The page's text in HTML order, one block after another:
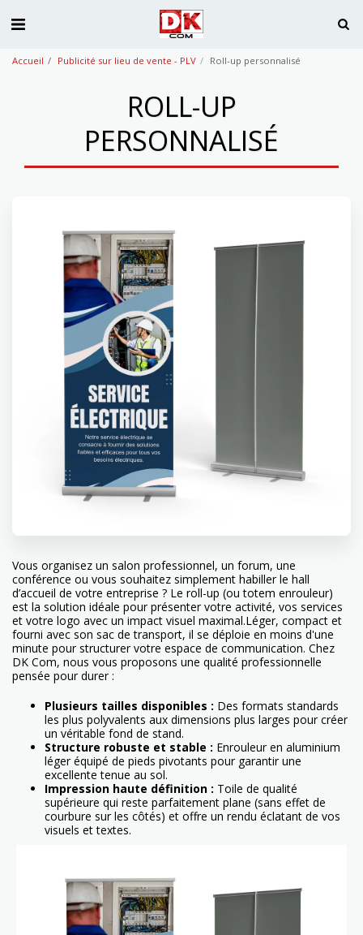
Accueil Publicité sur lieu de vente - PLV Roll-up personnalisé
ROLL-UP
PERSONNALISÉ
Vous organisez un salon professionnel, un forum, une
conférence ou vous souhaitez simplement habiller le hall
d’accueil de votre entreprise ? Le roll-up (ou totem enrouleur)
est la solution idéale pour présenter votre activité, vos services
et votre logo avec un impact visuel maximal.Léger, compact et
fourni avec son sac de transport, il se déploie en moins d'une
minute pour structurer votre espace de communication. Chez
DK Com, nous vous proposons une qualité professionnelle
pensée pour durer :
Plusieurs tailles disponibles : Des formats standards
les plus polyvalents aux dimensions plus larges pour créer
un véritable fond de stand.
Structure robuste et stable : Enrouleur en aluminium
léger équipé de pieds pivotants pour garantir une
excellente tenue au sol.
Impression haute définition : Toile de qualité
supérieure qui reste parfaitement plane (sans effet de
courbure sur les côtés) et offre un rendu éclatant de vos
visuels et textes.